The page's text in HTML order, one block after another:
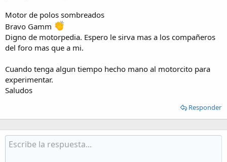
Motor de polos sombreados
Bravo Gamm
Digno de motorpedia. Espero le sirva mas a los compañeros
del foro mas que a mi.
Cuando tenga algun tiempo hecho mano al motorcito para
experimentar.
Saludos
Responder